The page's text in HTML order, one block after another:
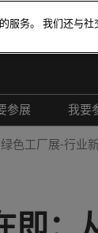
参展
参展申请
商务配对
我要
色工厂展-行业
服务。 我们还与社